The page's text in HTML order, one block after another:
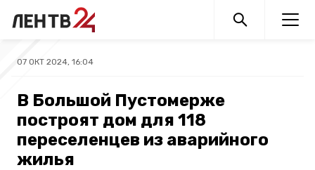
07 ОКТ 2024, 16:04
В Большой Пустомерже
построят дом для 118
переселенцев из аварийного
жилья